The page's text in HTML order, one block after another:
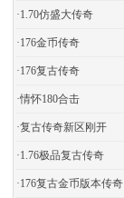
·1.70仿盛大传奇
·176金币传奇
·176复古传奇
·情怀180合击
·复古传奇新区刚开
·1.76极品复古传奇
·176复古金币版本传奇